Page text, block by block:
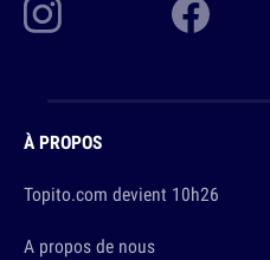
À PROPOS
Topito.com devient 10h26
A propos de nous